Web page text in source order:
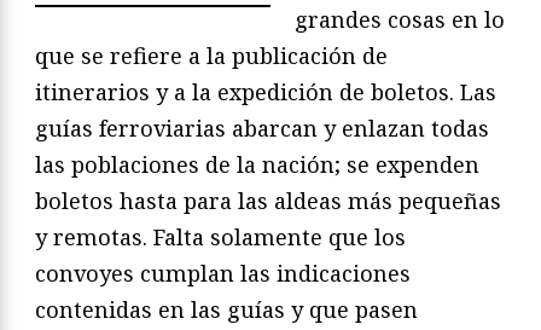
grandes cosas en lo
que se refiere a la publicación de
itinerarios y a la expedición de boletos. Las
guías ferroviarias abarcan y enlazan todas
las poblaciones de la nación; se expenden
boletos hasta para las aldeas más pequeñas
y remotas. Falta solamente que los
convoyes cumplan las indicaciones
contenidas en las guías y que pasen